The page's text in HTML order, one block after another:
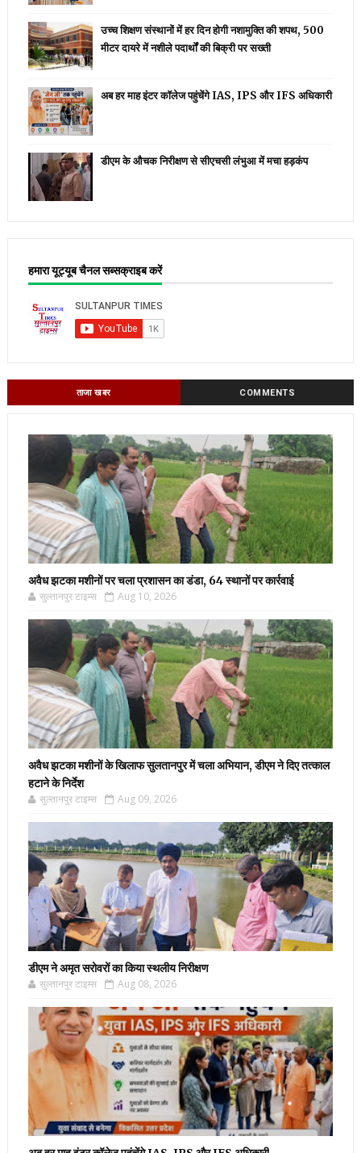
उच्च शिक्षण संस्थानों में हर दिन होगी नशामुक्ति की शपथ, 500
मीटर दायरे में नशीले पदार्थों की बिक्री पर सख्ती
अब हर माह इंटर कॉलेज पहुंचेंगे IAS, IPS और IFS अधिकारी
डीएम के औचक निरीक्षण से सीएचसी लंभुआ में मचा हड़कंप
हमारा यूट्यूब चैनल सब्सक्राइब करें
ताजा खबर COMMENTS
अवैध झटका मशीनों पर चला प्रशासन का डंडा, 64 स्थानों पर कार्रवाई
सुल्तानपुर टाइम्स Aug 10, 2026
अवैध झटका मशीनों के खिलाफ सुलतानपुर में चला अभियान, डीएम ने दिए तत्काल
हटाने के निर्देश
सुल्तानपुर टाइम्स Aug 09, 2026
डीएम ने अमृत सरोवरों का किया स्थलीय निरीक्षण
सुल्तानपुर टाइम्स Aug 08, 2026